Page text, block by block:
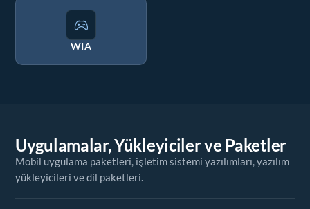
WIA
Uygulamalar, Yükleyiciler ve Paketler
Mobil uygulama paketleri, işletim sistemi yazılımları, yazılım
yükleyicileri ve dil paketleri.